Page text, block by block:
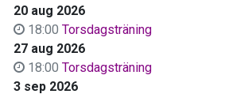
20 aug 2026
18:00 Torsdagsträning
27 aug 2026
18:00 Torsdagsträning
3 sep 2026